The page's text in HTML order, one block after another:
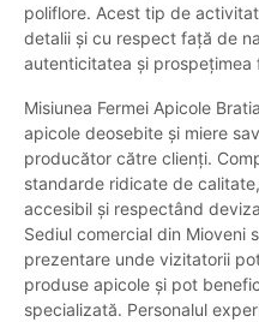
poliflore. Acest tip de
detalii și cu respect față de
autenticitatea și prospețimea
Misiunea Fermei Apicole
apicole deosebite și miere
producător către clienți.
standarde ridicate de
accesibil și respectând
Sediul comercial din Mioveni
prezentare unde vizitatorii
produse apicole și pot
specializată. Personalul